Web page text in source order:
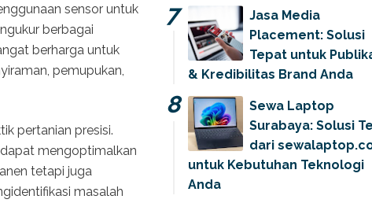
sensor untuk
berbagai
berharga untuk
pemupukan,
pertanian presisi.
mengoptimalkan
tetapi juga
masalah
Jasa Media
Placement: Solusi
Tepat untuk
& Kredibilitas Brand Anda
Sewa Laptop
Surabaya: Solusi
dari
untuk Kebutuhan Teknologi
Anda